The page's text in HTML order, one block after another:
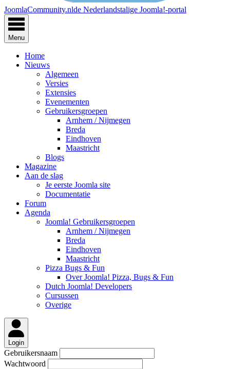
JoomlaCommunity.nlde Nederlandstalige Joomla!-portal
Menu
Home
Nieuws
Algemeen
Versies
Extensies
Evenementen
Gebruikersgroepen
Arnhem / Nijmegen
Breda
Eindhoven
Maastricht
Blogs
Magazine
Aan de slag
Je eerste Joomla site
Documentatie
Forum
Agenda
Joomla! Gebruikersgroepen
Arnhem / Nijmegen
Breda
Eindhoven
Maastricht
Pizza Bugs & Fun
Over Joomla! Pizza, Bugs & Fun
Dutch Joomla! Developers
Cursussen
Overige
Login
Gebruikersnaam
Wachtwoord